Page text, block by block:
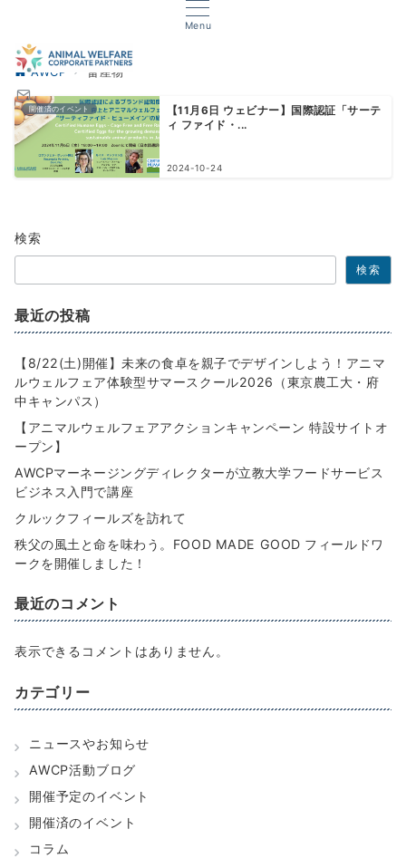
Menu
AWCP 畜産物
開催済のイベント
【11月6日 ウェビナー】国際認証「サーテ
ィ ファイド・...
2024-10-24
検索
検索
最近の投稿
【8/22(土)開催】未来の食卓を親子でデザインしよう！アニマ
ルウェルフェア体験型サマースクール2026（東京農工大・府
中キャンパス）
【アニマルウェルフェアアクションキャンペーン 特設サイトオ
ープン】
AWCPマーネージングディレクターが立教大学フードサービス
ビジネス入門で講座
クルックフィールズを訪れて
秩父の風土と命を味わう。FOOD MADE GOOD フィールドワ
ークを開催しました！
最近のコメント
表示できるコメントはありません。
カテゴリー
ニュースやお知らせ
AWCP活動ブログ
開催予定のイベント
開催済のイベント
コラム